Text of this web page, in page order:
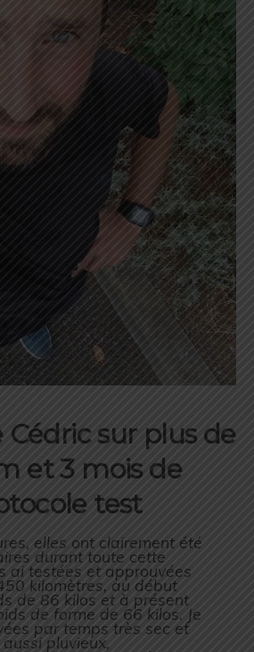
Cédric sur plus de
et 3 mois de
test
elles ont clairement été
durant toute cette
ai testées et approuvées
kilomètres, au début
de 86 kilos et à présent
de forme de 66 kilos. Je
par temps très sec et
pluvieux,